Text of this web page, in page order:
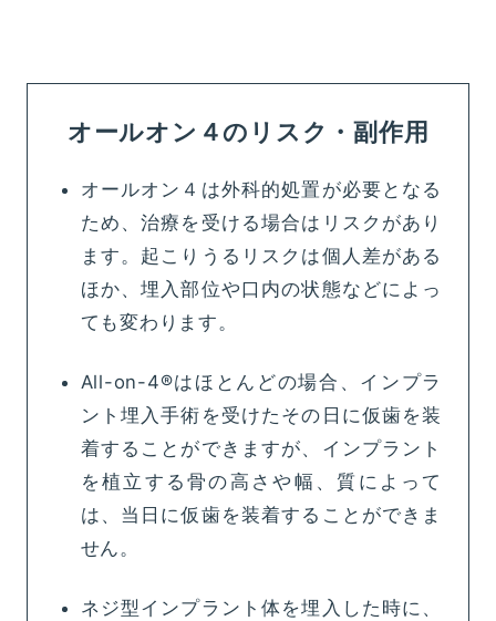
オールオン４のリスク・副作用
オールオン４は外科的処置が必要となる
ため、治療を受ける場合はリスクがあり
ます。起こりうるリスクは個人差がある
ほか、埋入部位や口内の状態などによっ
ても変わります。
All-on-4®はほとんどの場合、インプラ
ント埋入手術を受けたその日に仮歯を装
着することができますが、インプラント
を植立する骨の高さや幅、質によって
は、当日に仮歯を装着することができま
せん。
ネジ型インプラント体を埋入した時に、